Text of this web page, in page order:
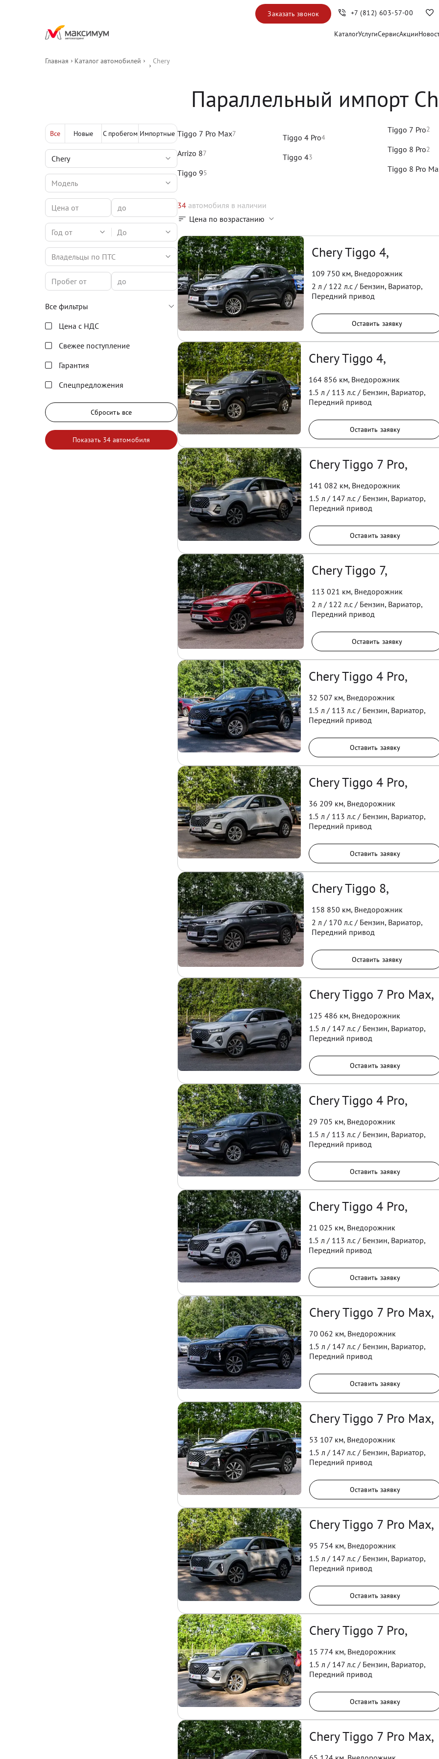
КаталогУслугиСервисАкции
Заказать звонок +7 (812) 603-57-00
Главная Каталог автомобилей Chery
Параллельный импорт
Все Новые С пробегом Импортные
Год от До
Владельцы по ПТС
Все фильтры
Цена с НДС
Свежее поступление
Гарантия
Спецпредложения
Сбросить все
Показать 34 автомобиля
Tiggo 7 Pro Max7
Arrizo 87
Tiggo 95
Tiggo 4 Pro4
Tiggo 43
Tiggo 7 Pro2
Tiggo 8 Pro2
Tiggo 8 Pro
34 автомобиля в наличии
Цена по возрастанию
Chery Tiggo 4,
109 750 км, Внедорожник
2 л / 122 л.с / Бензин, Вариатор,
Передний привод
Оставить заявку
Chery Tiggo 4,
164 856 км, Внедорожник
1.5 л / 113 л.с / Бензин, Вариатор,
Передний привод
Оставить заявку
Chery Tiggo 7 Pro,
141 082 км, Внедорожник
1.5 л / 147л.с / Бензин, Вариатор,
Передний привод
Оставить заявку
Chery Tiggo 7,
113 021 км, Внедорожник
2 л / 122 л.с / Бензин, Вариатор,
Передний привод
Оставить заявку
Chery Tiggo 4 Pro,
32 507 км, Внедорожник
1.5 л / 113 л.с / Бензин, Вариатор,
Передний привод
Оставить заявку
Chery Tiggo 4 Pro,
36 209 км, Внедорожник
1.5 л / 113 л.с / Бензин, Вариатор,
Передний привод
Оставить заявку
Chery Tiggo 8,
158 850 км, Внедорожник
2 л / 170 л.с / Бензин, Вариатор,
Передний привод
Оставить заявку
Chery Tiggo 7 Pro Max,
125 486 км, Внедорожник
1.5 л / 147л.с / Бензин, Вариатор,
Передний привод
Оставить заявку
Chery Tiggo 4 Pro,
29 705 км, Внедорожник
1.5 л / 113 л.с / Бензин, Вариатор,
Передний привод
Оставить заявку
Chery Tiggo 4 Pro,
21 025 км, Внедорожник
1.5 л / 113 л.с / Бензин, Вариатор,
Передний привод
Оставить заявку
Chery Tiggo 7 Pro Max,
70 062 км, Внедорожник
1.5 л / 147л.с / Бензин, Вариатор,
Передний привод
Оставить заявку
Chery Tiggo 7 Pro Max,
53 107 км, Внедорожник
1.5 л / 147л.с / Бензин, Вариатор,
Передний привод
Оставить заявку
Chery Tiggo 7 Pro Max,
95 754 км, Внедорожник
1.5 л / 147л.с / Бензин, Вариатор,
Передний привод
Оставить заявку
Chery Tiggo 7 Pro,
15 774 км, Внедорожник
1.5 л / 147л.с / Бензин, Вариатор,
Передний привод
Оставить заявку
Chery Tiggo 7 Pro Max,